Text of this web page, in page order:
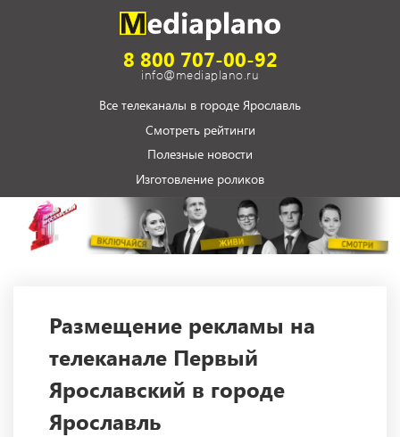
8 800 707-00-92
info@mediaplano.ru
Все телеканалы в городе Ярославль
Смотреть рейтинги
Полезные новости
Изготовление роликов
Размещение рекламы на
телеканале Первый
Ярославский в городе
Ярославль